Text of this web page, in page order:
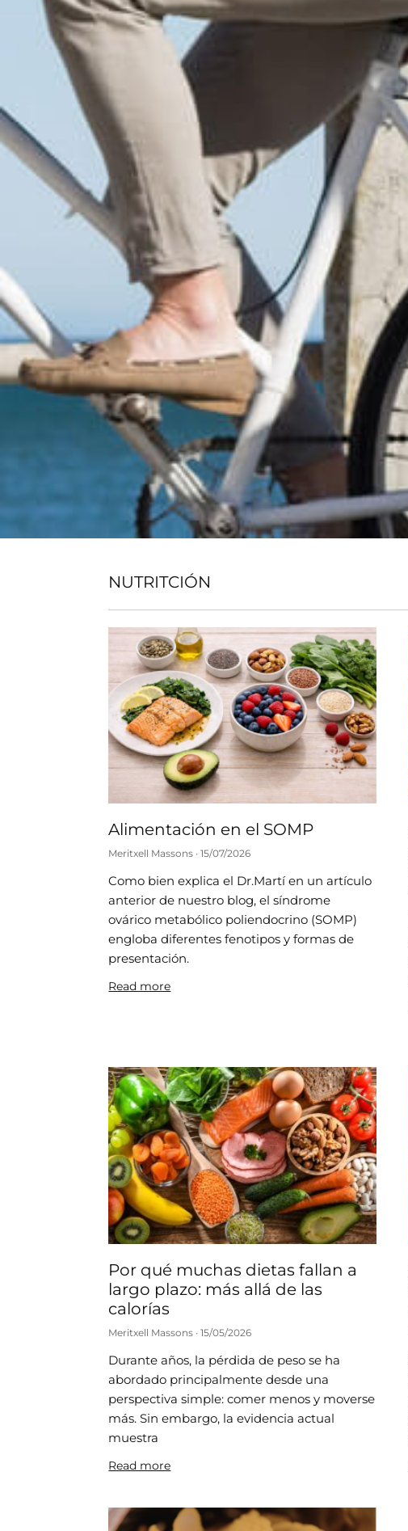
NUTRITCIÓN
Alimentación en el SOMP
Meritxell Massons 15/07/2026
Como bien explica el Dr.Martí en un artículo
anterior de nuestro blog, el síndrome
ovárico metabólico poliendocrino (SOMP)
engloba diferentes fenotipos y formas de
presentación.
Read more
Por qué muchas dietas fallan a
largo plazo: más allá de las
calorías
Meritxell Massons 15/05/2026
Durante años, la pérdida de peso se ha
abordado principalmente desde una
perspectiva simple: comer menos y moverse
más. Sin embargo, la evidencia actual
muestra
Read more